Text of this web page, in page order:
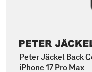
Peter Jäckel Back
iPhone 17 Pro Max